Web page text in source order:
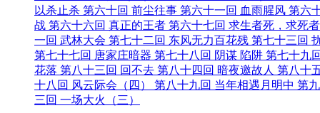
以杀止杀 第六十回 前尘往事 第六十一回 血雨腥风 第六
战 第六十六回 真正的王者 第六十七回 求生者死，求死
一回 武林大会 第七十二回 东风无力百花残 第七十三回
第七十七回 唐家庄暗器 第七十八回 阴谋 陷阱 第七十九
花落 第八十三回 回不去 第八十四回 暗夜邀故人 第八十
十八回 风云际会（四） 第八十九回 当年相遇月明中 第
三回 一场大火（三）